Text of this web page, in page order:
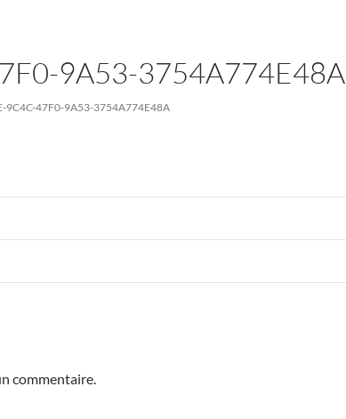
9A53-3754A774E48A
9C4C-47F0-9A53-3754A774E48A
commentaire.